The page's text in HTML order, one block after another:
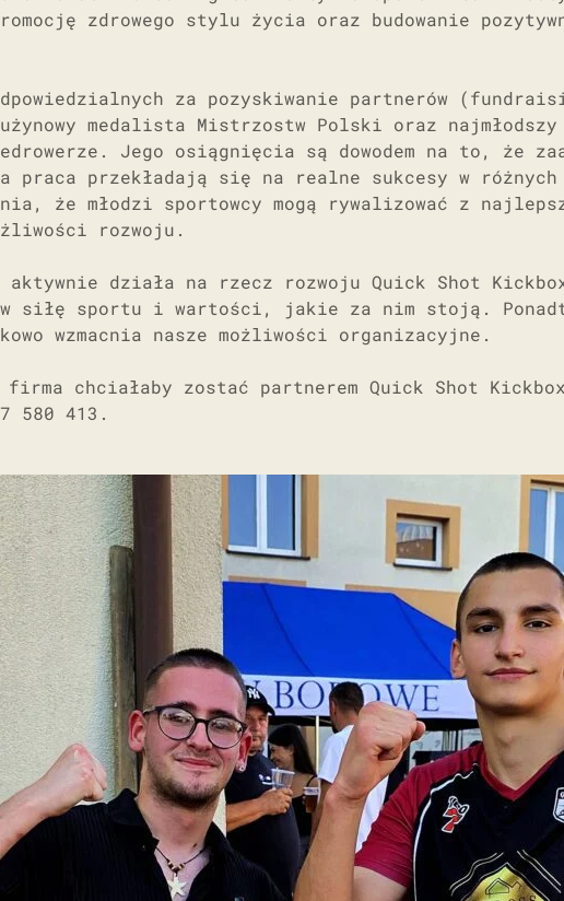
zdrowego stylu życia oraz budowanie
za pozyskiwanie partnerów
medalista Mistrzostw Polski oraz
Jego osiągnięcia są dowodem na to, że
praca przekładają się na realne sukcesy w
że młodzi sportowcy mogą rywalizować z
rozwoju.
aktywnie działa na rzecz rozwoju Quick Shot
siłę sportu i wartości, jakie za nim stoją.
wzmacnia nasze możliwości organizacyjne.
chciałaby zostać partnerem Quick Shot
580 413.